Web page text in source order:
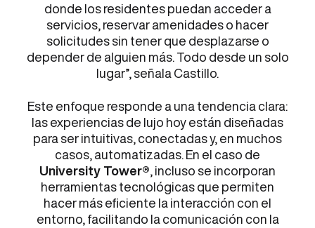
donde los residentes puedan acceder a
servicios, reservar amenidades o hacer
solicitudes sin tener que desplazarse o
depender de alguien más. Todo desde un solo
lugar”, señala Castillo.
Este enfoque responde a una tendencia clara:
las experiencias de lujo hoy están diseñadas
para ser intuitivas, conectadas y, en muchos
casos, automatizadas. En el caso de
University Tower® , incluso se incorporan
herramientas tecnológicas que permiten
hacer más eficiente la interacción con el
entorno, facilitando la comunicación con la